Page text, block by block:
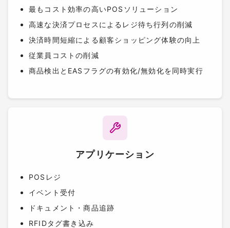
最もコスト効率の高いPOSソリューション
高速な決済プロセスによるレジ待ち行列の削減
決済時間短縮による顧客ショッピング体験の向上
従業員コストの削減
商品検出とEASフラグの有効化/無効化を同時実行
アプリケーション
POSレジ
イベント受付
ドキュメント・商品追跡
RFIDタグ書き込み